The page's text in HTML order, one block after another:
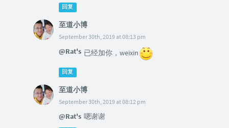
回复
至道小博
September 30th, 2019 at 08:13 pm
@Rat's 已经加你，weixin
回复
至道小博
September 30th, 2019 at 08:12 pm
@Rat's 嗯谢谢